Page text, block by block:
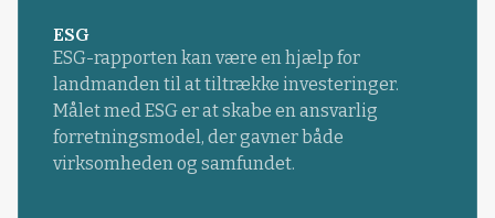
ESG
ESG-rapporten kan være en hjælp for
landmanden til at tiltrække investeringer.
Målet med ESG er at skabe en ansvarlig
forretningsmodel, der gavner både
virksomheden og samfundet.